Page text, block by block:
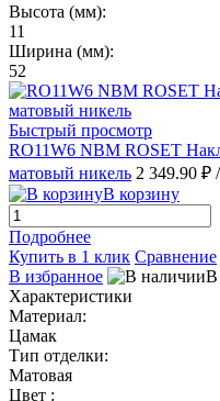
Высота (мм):
11
Ширина (мм):
52
Быстрый просмотр
RO11W6 NBM ROSET
матовый никель 2 349.90 ₽
В корзину
Подробнее
Купить в 1 клик Сравнение
В избранное
В
Характеристики
Материал:
Цамак
Тип отделки:
Матовая
Цвет :